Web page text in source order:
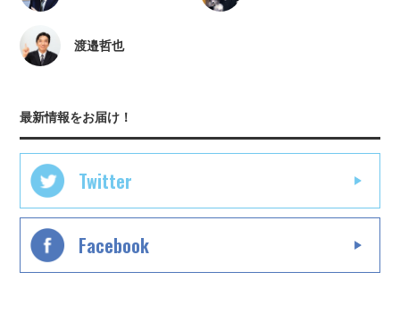
渡邉哲也
最新情報をお届け！
Twitter
Facebook